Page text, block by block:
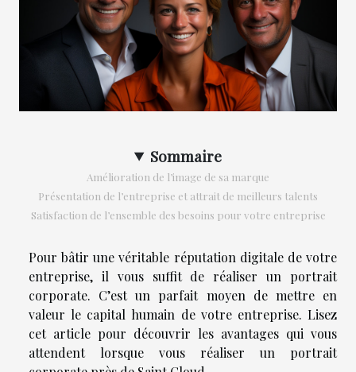
Sommaire
Amélioration de l’image de sa marque
Présentation de l’entreprise et attrait de meilleurs talents
Satisfaction de l’ensemble des besoins pour votre entreprise
Pour bâtir une véritable réputation digitale de votre
entreprise, il vous suffit de réaliser un portrait
corporate. C’est un parfait moyen de mettre en
valeur le capital humain de votre entreprise. Lisez
cet article pour découvrir les avantages qui vous
attendent lorsque vous réaliser un portrait